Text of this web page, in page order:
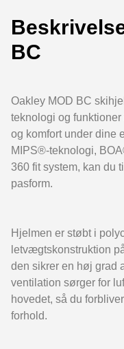
BC
Oakley MOD BC
teknologi og
og komfort under dine
MIPS®-teknologi,
360 fit system, kan du
pasform.
Hjelmen er støbt i
letvægtskonstruktion
den sikrer en høj grad
ventilation sørger for
hovedet, så du
forhold.